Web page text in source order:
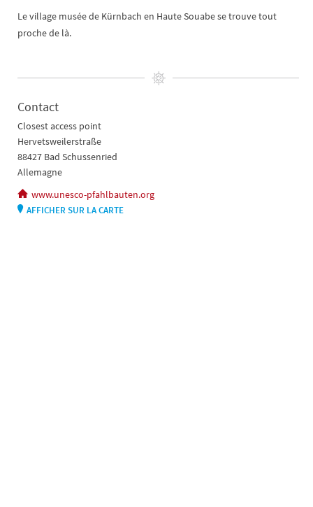
Le village musée de Kürnbach en Haute Souabe se trouve tout
proche de là.
Contact
Closest access point
Hervetsweilerstraße
88427 Bad Schussenried
Allemagne
www.unesco-pfahlbauten.org
AFFICHER SUR LA CARTE